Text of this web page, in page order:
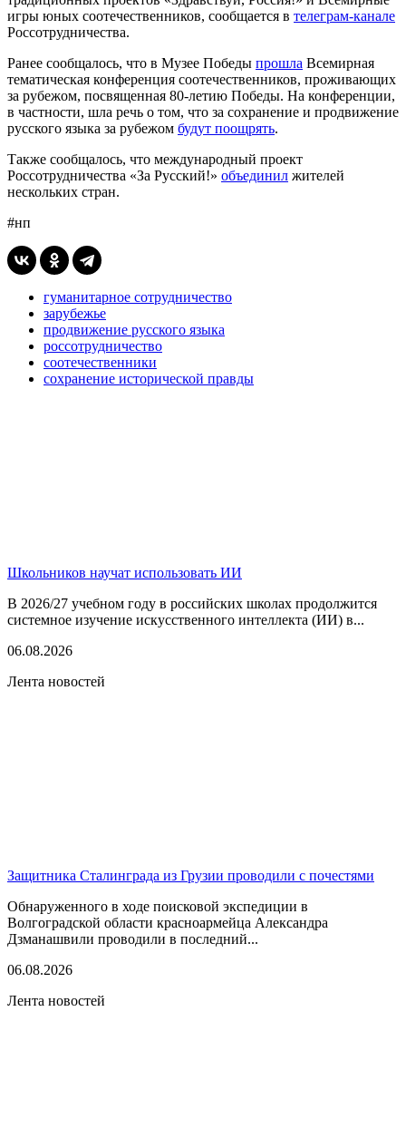
игры юных соотечественников, сообщается в телеграм-канале
Россотрудничества.
Ранее сообщалось, что в Музее Победы прошла Всемирная
тематическая конференция соотечественников, проживающих
за рубежом, посвященная 80-летию Победы. На конференции,
в частности, шла речь о том, что за сохранение и продвижение
русского языка за рубежом будут поощрять.
Также сообщалось, что международный проект
Россотрудничества «За Русский!» объединил жителей
нескольких стран.
#нп
гуманитарное сотрудничество
зарубежье
продвижение русского языка
россотрудничество
соотечественники
сохранение исторической правды
Школьников научат использовать ИИ
В 2026/27 учебном году в российских школах продолжится
системное изучение искусственного интеллекта (ИИ) в...
06.08.2026
Лента новостей
Защитника Сталинграда из Грузии проводили с почестями
Обнаруженного в ходе поисковой экспедиции в
Волгоградской области красноармейца Александра
Дзманашвили проводили в последний...
06.08.2026
Лента новостей